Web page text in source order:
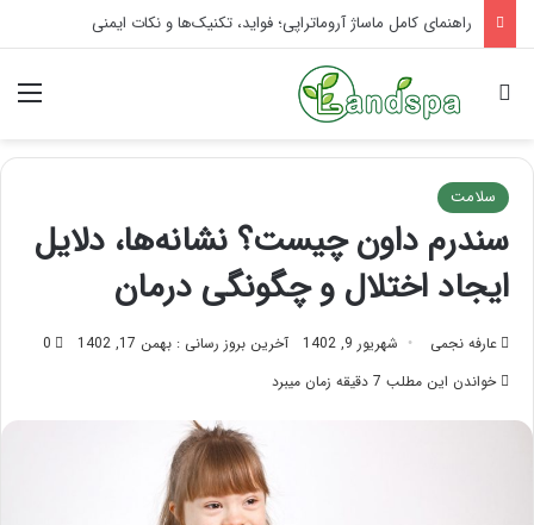
تاثیر ماساژ بر افسردگی؛ با ماساژ درمانی افسردگی را درمان کنید!
جستجو برای
سلامت
سندرم داون چیست؟ نشانه‌ها، دلایل
ایجاد اختلال و چگونگی درمان
عارفه نجمی شهریور 9, 1402 آخرین بروز رسانی : بهمن 17, 1402
0
خواندن این مطلب 7 دقیقه زمان میبرد